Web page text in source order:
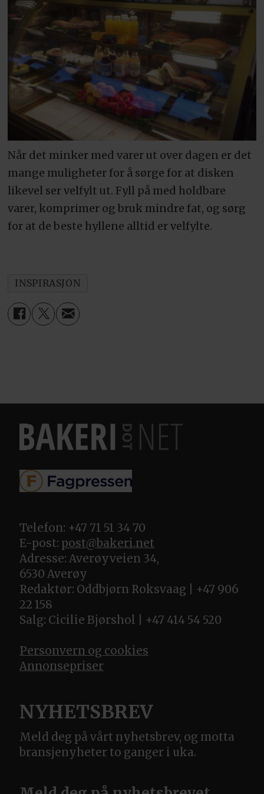
Når det minker med varer ut over dagen er det
mange muligheter for å sørge for at disken
likevel ser velfylt ut. Fyll på med holdbare
varer, komprimer og bruk mindre fat, og sørg
for at de beste hyllene alltid er velfylte.
INSPIRASJON
Telefon: +47 71 51 34 70
E-post: post@bakeri.net
Adresse: Averøyveien 34,
6530 Averøy
Redaktør: Oddbjørn Roksvaag | +47 906
22 158
Salg: Cicilie Bjørshol | +47 414 54 520
Personvern og cookies
Annonsepriser
NYHETSBREV
Meld deg på vårt nyhetsbrev, og motta
bransjenyheter to ganger i uka.